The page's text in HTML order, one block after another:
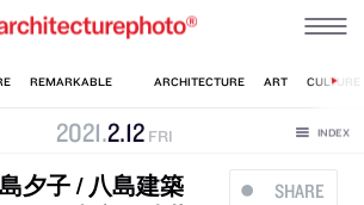
2021.2.12 FRI
SHARE
夕子 / 八島建築